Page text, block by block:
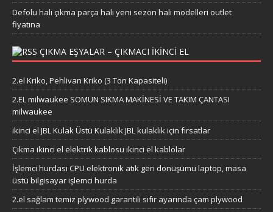
Defolu halı çıkma parça halı yeni sezon halı modelleri outlet
fiyatına
ÇIKMA EŞYALAR – ÇIKMACI IKINCI EL
2.el Kriko, Pehlivan Kriko (3 Ton Kapasiteli)
2.EL milwaukee SOMUN SIKMA MAKİNESİ VE TAKIM ÇANTASI
milwaukee
ikinci el JBL Kulak Üstü Kulaklık JBL kulaklık için fırsatlar
Çıkma ikinci el elektrik kablosu ikinci el kablolar
İşlemci hurdası CPU elektronik atık geri dönüşümü laptop, masa
üstü bilgisayar işlemci hurda
2.el sağlam temiz plywood garantili sıfır ayarında çam plywood